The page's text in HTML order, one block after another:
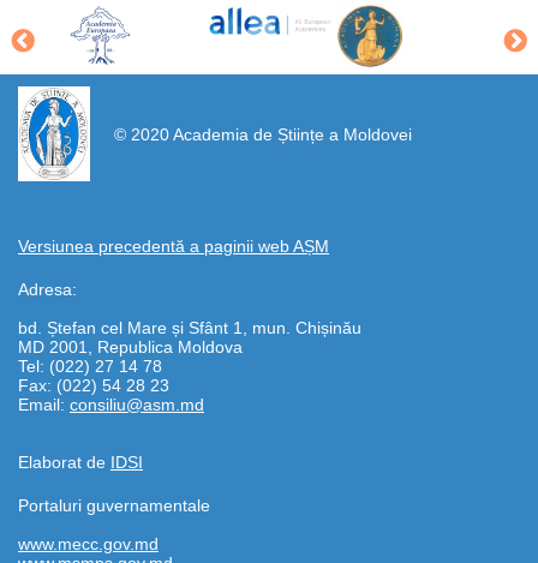
© 2020 Academia de Științe a Moldovei
Versiunea precedentă a paginii web AȘM
Adresa:
bd. Ștefan cel Mare și Sfânt 1, mun. Chișinău
MD 2001, Republica Moldova
Tel: (022) 27 14 78
Fax: (022) 54 28 23
Email: consiliu@asm.md
Elaborat de IDSI
https://propletenie.ru/
Portaluri guvernamentale
www.mecc.gov.md